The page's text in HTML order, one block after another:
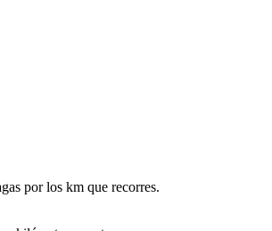
por los km que recorres.